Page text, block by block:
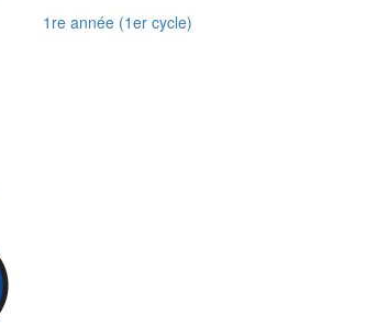
1re année (1er cycle)